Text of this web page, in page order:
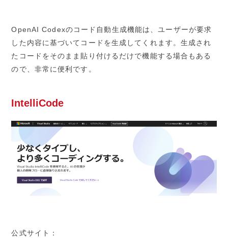
OpenAI Codexのコード自動生成機能は、ユーザーが要求
した内容に基づいてコードを生成してくれます。生成され
たコードをそのまま貼り付けるだけで機能する場合もある
ので、非常に便利です。
IntelliCode
公式サイト：